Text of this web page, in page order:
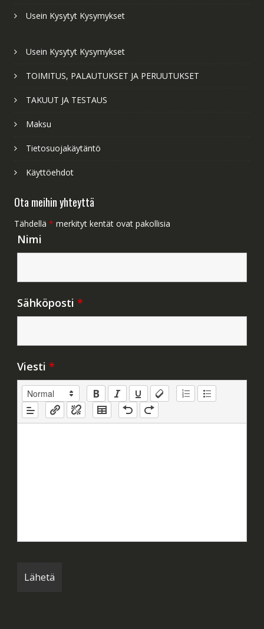
Usein Kysytyt Kysymykset
Usein Kysytyt Kysymykset
TOIMITUS, PALAUTUKSET JA PERUUTUKSET
TAKUUT JA TESTAUS
Maksu
Tietosuojakäytäntö
Käyttöehdot
Ota meihin yhteyttä
Tähdellä * merkityt kentät ovat pakollisia
Nimi
Sähköposti *
Viesti *